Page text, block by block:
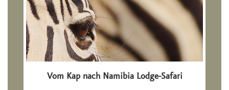
Vom Kap nach Namibia Lodge-Safari